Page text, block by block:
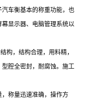
车衡基本的称重功能，也
显示器、电脑管理系统以
构，结构合理，用料精，
腔全密封，耐腐蚀。施工
称量迅速准确，操作方